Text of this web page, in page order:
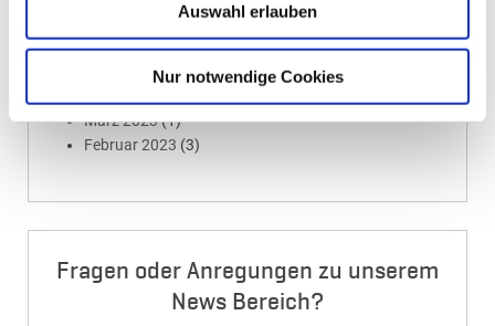
Auswahl erlauben
Nur notwendige Cookies
(1)
August 2023(2)
(1)
März 2023(1)
Februar 2023 (3)
Fragen oder Anregungen zu unserem
News Bereich?